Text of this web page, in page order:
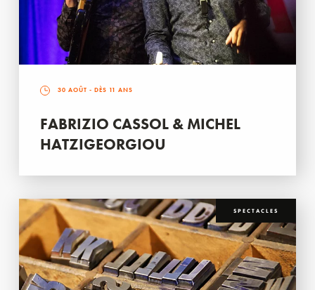
30 AOÛT - DÈS 11 ANS
FABRIZIO CASSOL & MICHEL
HATZIGEORGIOU
SPECTACLES